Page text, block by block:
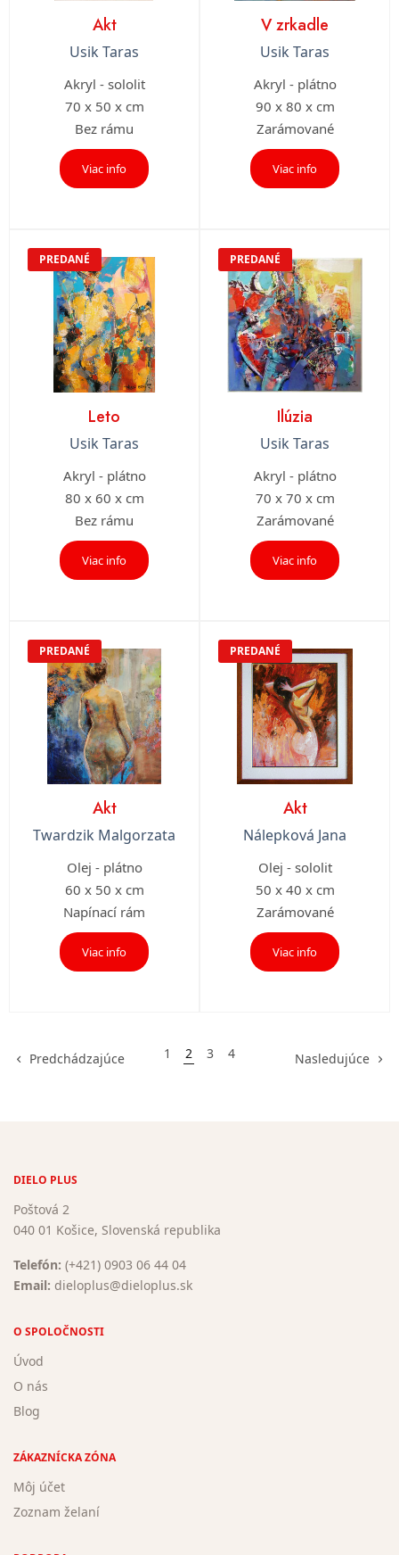
Akt
Usik Taras
Akryl - sololit
70 x 50 x cm
Bez rámu
Viac info
V zrkadle
Usik Taras
Akryl - plátno
90 x 80 x cm
Zarámované
Viac info
PREDANÉ
Leto
Usik Taras
Akryl - plátno
80 x 60 x cm
Bez rámu
Viac info
PREDANÉ
Ilúzia
Usik Taras
Akryl - plátno
70 x 70 x cm
Zarámované
Viac info
PREDANÉ
Akt
Twardzik Malgorzata
Olej - plátno
60 x 50 x cm
Napínací rám
Viac info
PREDANÉ
Akt
Nálepková Jana
Olej - sololit
50 x 40 x cm
Zarámované
Viac info
Predchádzajúce 1 2 3 4 Nasledujúce
DIELO PLUS
Poštová 2
040 01 Košice, Slovenská republika
Telefón: (+421) 0903 06 44 04
Email: dieloplus@dieloplus.sk
O SPOLOČNOSTI
Úvod
O nás
Blog
ZÁKAZNÍCKA ZÓNA
Môj účet
Zoznam želaní